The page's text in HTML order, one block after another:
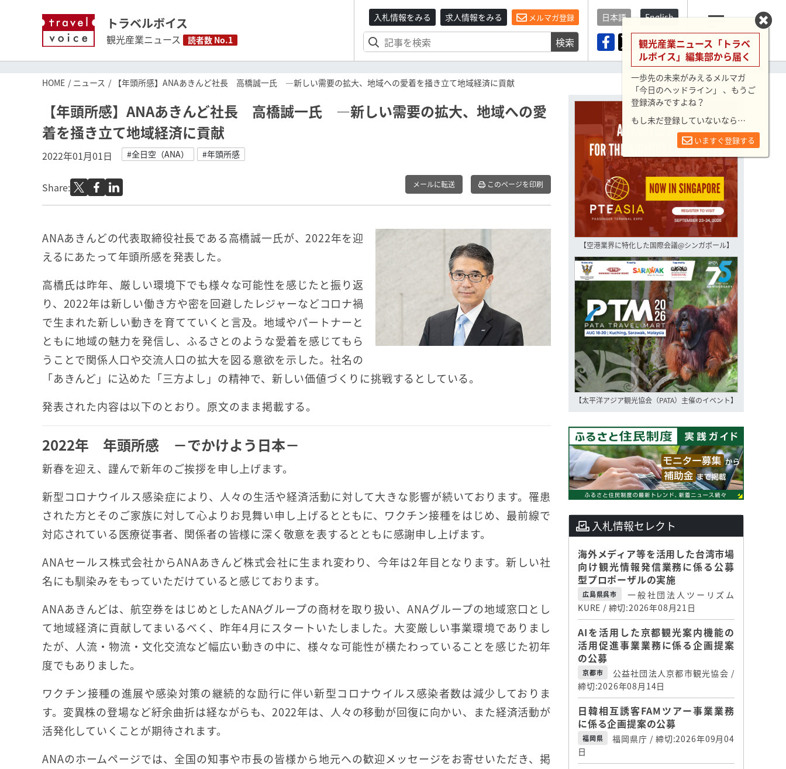
トラベルボイス
観光産業ニュース 読者数 No.1
入札情報をみる 求人情報をみる メルマガ登録
検索
日本語 English
メニュー
HOME ニュース 【年頭所感】ANAあきんど社長 高橋誠一氏 ―新しい需要の拡大、地域への愛着を掻き立て地域経済に貢献
【年頭所感】ANAあきんど社長 高橋誠一氏 ―新しい需要の拡大、地域への愛
着を掻き立て地域経済に貢献
2022年01月01日 #全日空（ANA） #年頭所感
Share: メールに転送 このページを印刷
ANAあきんどの代表取締役社長である高橋誠一氏が、2022年を迎
えるにあたって年頭所感を発表した。
高橋氏は昨年、厳しい環境下でも様々な可能性を感じたと振り返
り、2022年は新しい働き方や密を回避したレジャーなどコロナ禍
で生まれた新しい動きを育てていくと言及。地域やパートナーと
ともに地域の魅力を発信し、ふるさとのような愛着を感じてもら
うことで関係人口や交流人口の拡大を図る意欲を示した。社名の
「あきんど」に込めた「三方よし」の精神で、新しい価値づくりに挑戦するとしている。
発表された内容は以下のとおり。原文のまま掲載する。
2022年 年頭所感 －でかけよう日本－
新春を迎え、謹んで新年のご挨拶を申し上げます。
新型コロナウイルス感染症により、人々の生活や経済活動に対して大きな影響が続いております。罹患
された方とそのご家族に対して心よりお見舞い申し上げるとともに、ワクチン接種をはじめ、最前線で
対応されている医療従事者、関係者の皆様に深く敬意を表するとともに感謝申し上げます。
ANAセールス株式会社からANAあきんど株式会社に生まれ変わり、今年は2年目となります。新しい社
名にも馴染みをもっていただけていると感じております。
ANAあきんどは、航空券をはじめとしたANAグループの商材を取り扱い、ANAグループの地域窓口とし
て地域経済に貢献してまいるべく、昨年4月にスタートいたしました。大変厳しい事業環境でありまし
たが、人流・物流・文化交流など幅広い動きの中に、様々な可能性が横たわっていることを感じた初年
度でもありました。
ワクチン接種の進展や感染対策の継続的な励行に伴い新型コロナウイルス感染者数は減少しておりま
す。変異株の登場など紆余曲折は経ながらも、2022年は、人々の移動が回復に向かい、また経済活動が
活発化していくことが期待されます。
ANAのホームページでは、全国の知事や市長の皆様から地元への歓迎メッセージをお寄せいただき、掲
【空港業界に特化した国際会議@シンガポール】
【太平洋アジア観光協会（PATA）主催のイベント】
入札情報セレクト
海外メディア等を活用した台湾市場
向け観光情報発信業務に係る公募
型プロポーザルの実施
広島県呉市
一般社団法人ツーリズム
KURE / 締切:2026年08月21日
AIを活用した京都観光案内機能の
活用促進事業業務に係る企画提案
の公募
京都市
公益社団法人京都市観光協会 /
締切:2026年08月14日
日韓相互誘客FAMツアー事業業務
に係る企画提案の公募
福岡県
福岡県庁 / 締切:2026年09月04
日
観光産業ニュース「トラベ
ルボイス」編集部から届く
一歩先の未来がみえるメルマガ
「今日のヘッドライン」 、もうご
登録済みですよね？
もし未だ登録していないなら…
いますぐ登録する